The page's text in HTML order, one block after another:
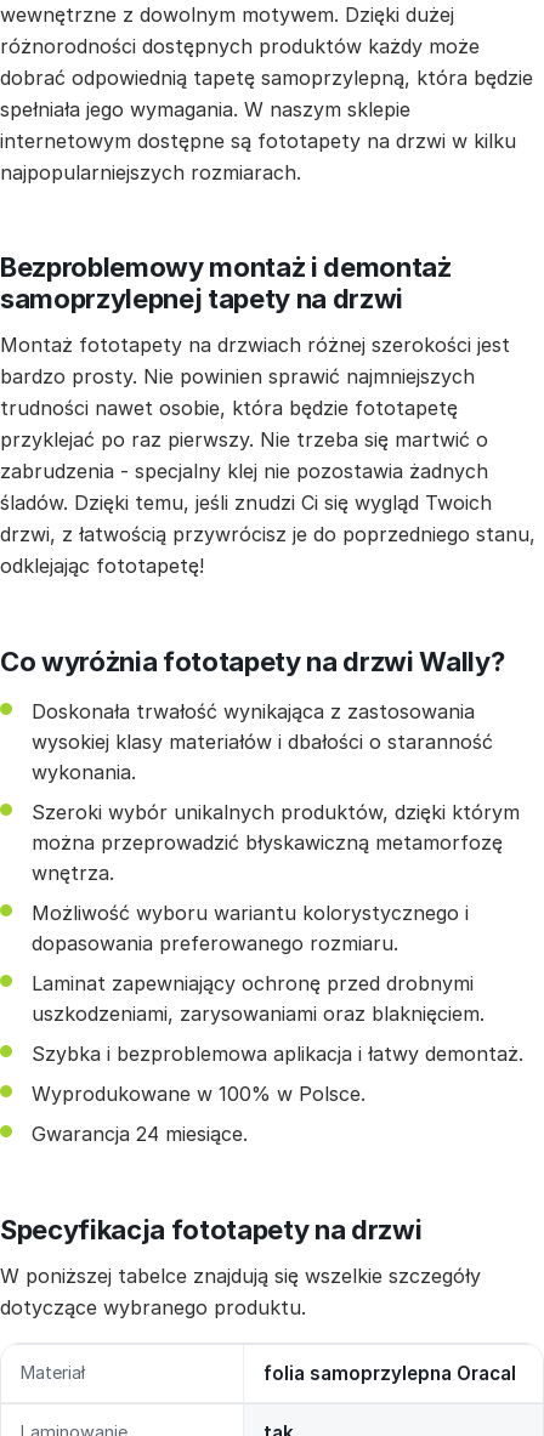
wewnętrzne z dowolnym motywem. Dzięki dużej
różnorodności dostępnych produktów każdy może
dobrać odpowiednią tapetę samoprzylepną, która będzie
spełniała jego wymagania. W naszym sklepie
internetowym dostępne są fototapety na drzwi w kilku
najpopularniejszych rozmiarach.
Bezproblemowy montaż i demontaż
samoprzylepnej tapety na drzwi
Montaż fototapety na drzwiach różnej szerokości jest
bardzo prosty. Nie powinien sprawić najmniejszych
trudności nawet osobie, która będzie fototapetę
przyklejać po raz pierwszy. Nie trzeba się martwić o
zabrudzenia - specjalny klej nie pozostawia żadnych
śladów. Dzięki temu, jeśli znudzi Ci się wygląd Twoich
drzwi, z łatwością przywrócisz je do poprzedniego stanu,
odklejając fototapetę!
Co wyróżnia fototapety na drzwi Wally?
Doskonała trwałość wynikająca z zastosowania
wysokiej klasy materiałów i dbałości o staranność
wykonania.
Szeroki wybór unikalnych produktów, dzięki którym
można przeprowadzić błyskawiczną metamorfozę
wnętrza.
Możliwość wyboru wariantu kolorystycznego i
dopasowania preferowanego rozmiaru.
Laminat zapewniający ochronę przed drobnymi
uszkodzeniami, zarysowaniami oraz blaknięciem.
Szybka i bezproblemowa aplikacja i łatwy demontaż.
Wyprodukowane w 100% w Polsce.
Gwarancja 24 miesiące.
Specyfikacja fototapety na drzwi
W poniższej tabelce znajdują się wszelkie szczegóły
dotyczące wybranego produktu.
Materiał folia samoprzylepna Oracal
Laminowanie